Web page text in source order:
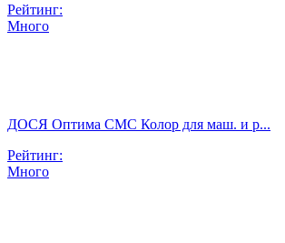
Рейтинг:
Много
ДОСЯ Оптима СМС Колор для маш. и р...
Рейтинг:
Много